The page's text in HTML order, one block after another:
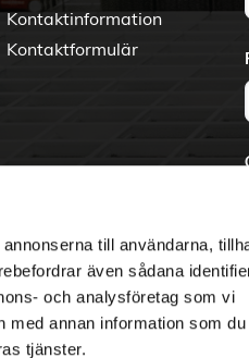
till användarna,
även sådana
och analysföretag som vi
med annan information som du
tjänster.
Kontaktinformation
Kontaktformulär